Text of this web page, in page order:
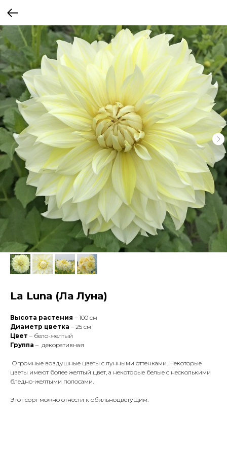
La Luna (Ла Луна)
Высота растения – 100 см
Диаметр цветка – 25 см
Цвет – бело-желтый
Группа – декоративная
Огромные воздушные цветы с лунными оттенками. Некоторые
цветы имеют более желтый цвет, а некоторые белые с несколькими
бледно-желтыми полосами.
Этот сорт можно отнести к обильноцветущим.